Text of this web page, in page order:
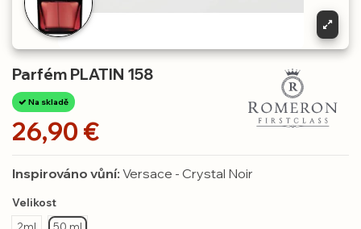
Parfém PLATIN 158
Na skladě
26,90 €
Inspirováno vůní: Versace - Crystal Noir
Velikost
2ml
50 ml